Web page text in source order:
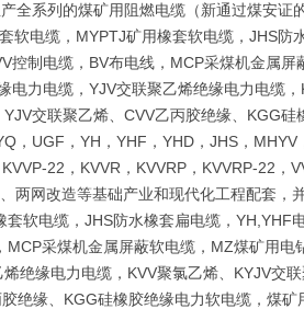
全系列的煤矿用阻燃电缆（新通过煤安证
软电缆，MYPTJ矿用橡套软电缆，JHS防
控制电缆，BV布电线，MCP采煤机金属
力电缆，YJV交联聚乙烯绝缘电力电缆，
交联聚乙烯、CVV乙丙胶绝缘、KGG
UGF，YH，YHF，YHD，JHS，MHYV
22，KVVR，KVVRP，KVVRP-22，
两网改造等基础产业和现代化工程配套，
软电缆，JHS防水橡套扁电缆，YH,YHF
采煤机金属屏蔽软电缆，MZ煤矿用
绝缘电力电缆，KVV聚氯乙烯、KYJV交
绝缘、KGG硅橡胶绝缘电力软电缆，煤